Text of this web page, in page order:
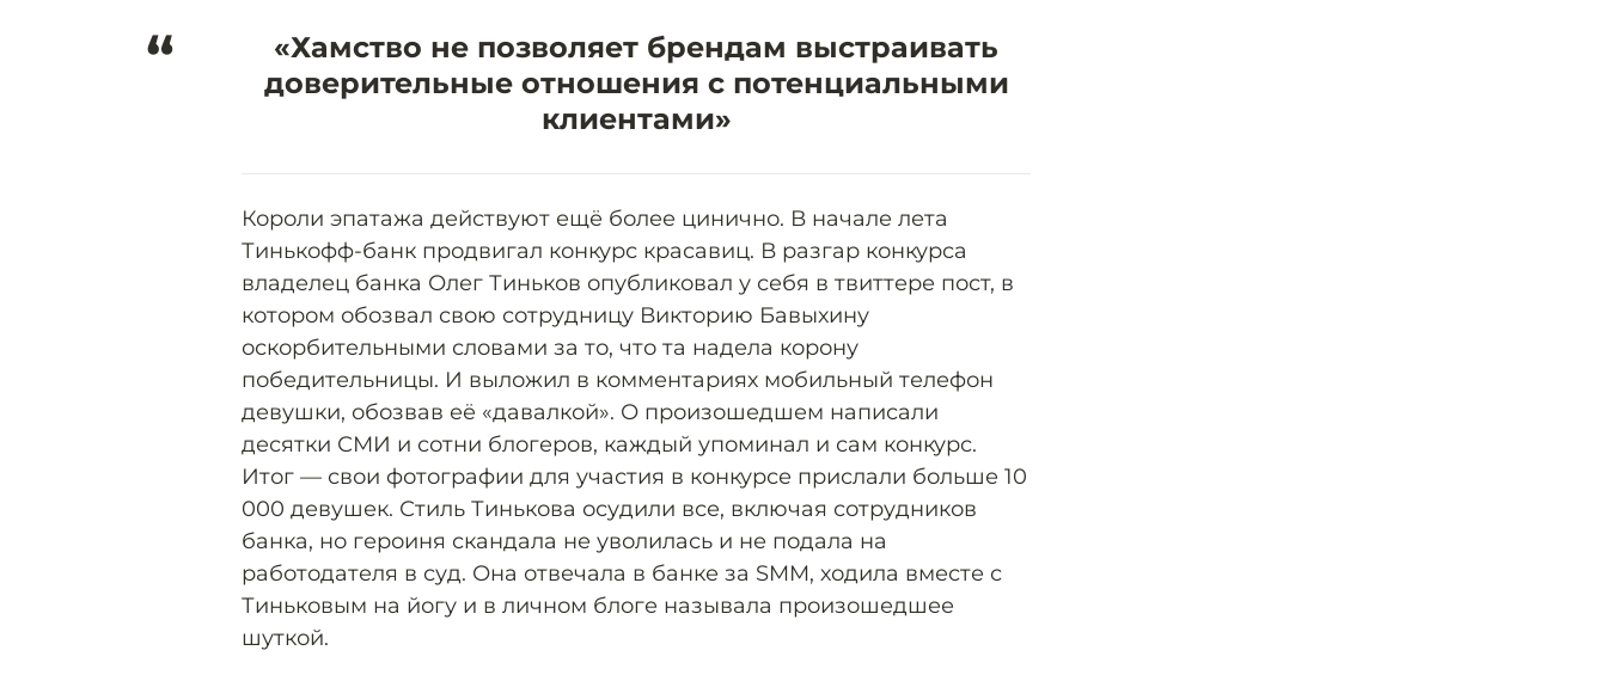
“
«Хамство не позволяет брендам выстраивать
доверительные отношения с потенциальными
клиентами»
Короли эпатажа действуют ещё более цинично. В начале лета
Тинькофф-банк продвигал конкурс красавиц. В разгар конкурса
владелец банка Олег Тиньков опубликовал у себя в твиттере пост, в
котором обозвал свою сотрудницу Викторию Бавыхину
оскорбительными словами за то, что та надела корону
победительницы. И выложил в комментариях мобильный телефон
девушки, обозвав её «давалкой». О произошедшем написали
десятки СМИ и сотни блогеров, каждый упоминал и сам конкурс.
Итог — свои фотографии для участия в конкурсе прислали больше 10
000 девушек. Стиль Тинькова осудили все, включая сотрудников
банка, но героиня скандала не уволилась и не подала на
работодателя в суд. Она отвечала в банке за SMM, ходила вместе с
Тиньковым на йогу и в личном блоге называла произошедшее
шуткой.